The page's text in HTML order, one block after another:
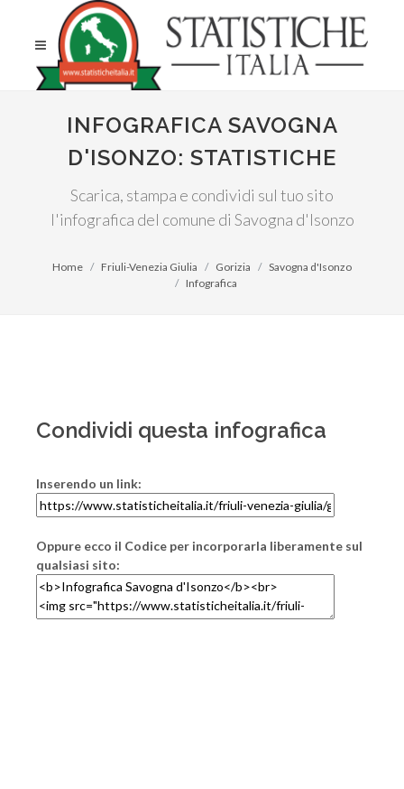
INFOGRAFICA SAVOGNA
D'ISONZO: STATISTICHE
Scarica, stampa e condividi sul tuo sito
l'infografica del comune di Savogna d'Isonzo
Home Friuli-Venezia Giulia Gorizia
Savogna d'Isonzo
Infografica
Condividi questa infografica
Inserendo un link:
Oppure ecco il Codice per incorporarla liberamente sul
qualsiasi sito: